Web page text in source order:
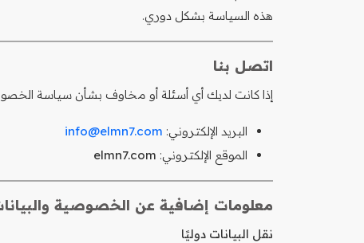
هذه السياسة بشكل دوري.
اتصل بنا
إذا كانت لديك أي أسئلة أو مخاوف بشأن سياسة
البريد الإلكتروني: info@elmn7.com
الموقع الإلكتروني: elmn7.com
معلومات إضافية عن الخصوصية
نقل البيانات دوليًا